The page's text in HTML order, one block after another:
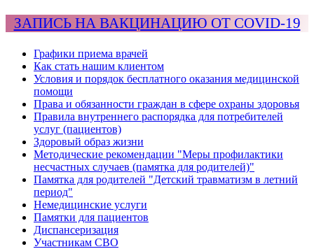
ЗАПИСЬ НА ВАКЦИНАЦИЮ ОТ COVID-19
Графики приема врачей
Как стать нашим клиентом
Условия и порядок бесплатного оказания медицинской
помощи
Права и обязанности граждан в сфере охраны здоровья
Правила внутреннего распорядка для потребителей
услуг (пациентов)
Здоровый образ жизни
Методические рекомендации "Меры профилактики
несчастных случаев (памятка для родителей)"
Памятка для родителей "Детский травматизм в летний
период"
Немедицинские услуги
Памятки для пациентов
Диспансеризация
Участникам СВО